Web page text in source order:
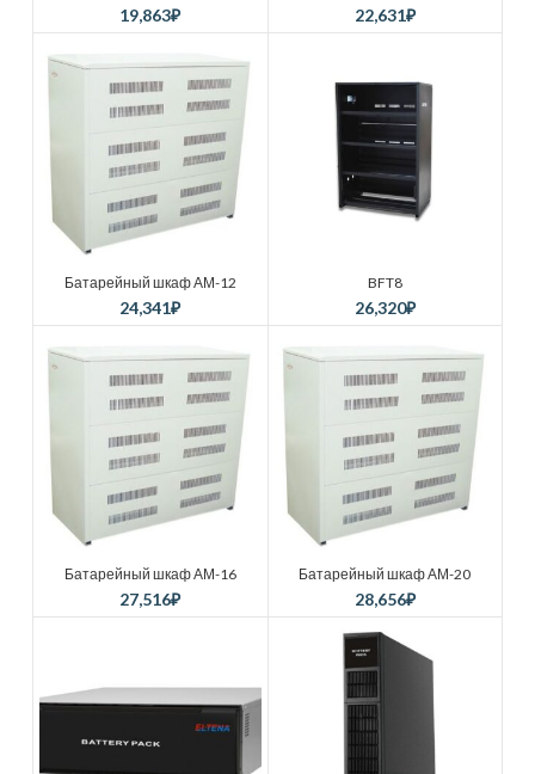
19,863₽ 22,631₽
Батарейный шкаф АМ-12
24,341₽
BFT8
26,320₽
Батарейный шкаф АМ-16
27,516₽
Батарейный шкаф АМ-20
28,656₽